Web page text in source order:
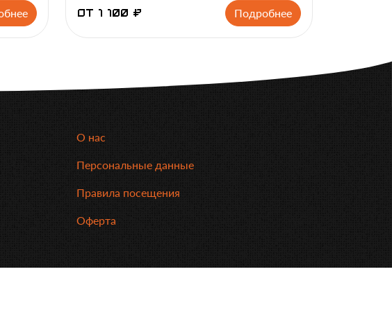
от 1 100 ₽ Подробнее
О нас
Персональные данные
Правила посещения
Оферта